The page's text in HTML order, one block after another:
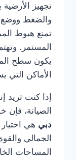
تجهيز
والضغط ووضع
تمنع هبوط
المستمر.
يكون سطح
الأماكن التي
إذا كنت تريد
الصيانة، فإن
دبي هي
الجمالي
المساحات